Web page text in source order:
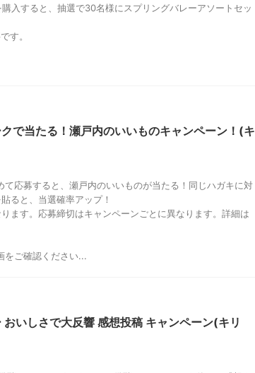
入すると、抽選で30名様にスプリングバレーアソートセッ
す。
で当たる！瀬戸内のいいものキャンペーン！(キ
て応募すると、瀬戸内のいいものが当たる！同じハガキに対
ると、当選確率アップ！
ます。応募締切はキャンペーンごとに異なります。詳細は
をご確認ください...
いしさで大反響 感想投稿 キャンペーン(キリ